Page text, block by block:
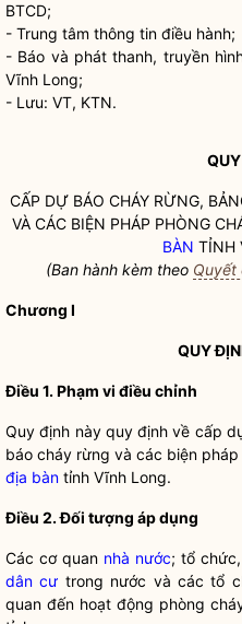
BTCD;
- Trung tâm thông tin điều hành;
- Báo và phát thanh, truyền
Vĩnh Long;
- Lưu: VT, KTN.
CẤP DỰ BÁO CHÁY RỪNG,
VÀ CÁC BIỆN PHÁP PHÒNG
BÀN TỈNH
(Ban hành kèm theo Quyết
Chương I
QUY
Điều 1. Phạm vi điều chỉnh
Quy định này quy định về cấp
báo cháy rừng và các biện
địa bàn tỉnh Vĩnh Long.
Điều 2. Đối tượng áp dụng
Các cơ quan nhà nước; tổ
dân cư trong nước và các tổ
quan đến hoạt động phòng